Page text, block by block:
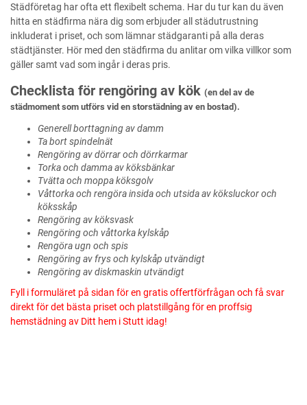
Städföretag har ofta ett flexibelt schema. Har du tur kan du även
hitta en städfirma nära dig som erbjuder all städutrustning
inkluderat i priset, och som lämnar städgaranti på alla deras
städtjänster. Hör med den städfirma du anlitar om vilka villkor som
gäller samt vad som ingår i deras pris.
Checklista för rengöring av kök (en del av de
städmoment som utförs vid en storstädning av en bostad).
Generell borttagning av damm
Ta bort spindelnät
Rengöring av dörrar och dörrkarmar
Torka och damma av köksbänkar
Tvätta och moppa köksgolv
Våttorka och rengöra insida och utsida av köksluckor och
köksskåp
Rengöring av köksvask
Rengöring och våttorka kylskåp
Rengöra ugn och spis
Rengöring av frys och kylskåp utvändigt
Rengöring av diskmaskin utvändigt
Fyll i formuläret på sidan för en gratis offertförfrågan och få svar
direkt för det bästa priset och platstillgång för en proffsig
hemstädning av Ditt hem i Stutt idag!